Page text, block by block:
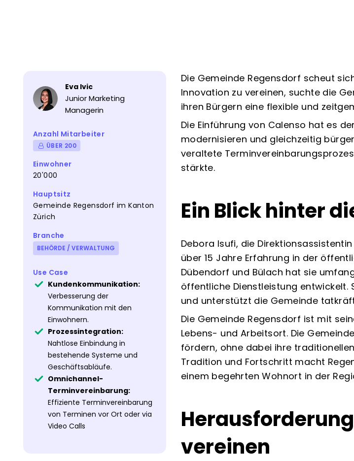
Eva Ivic
Junior Marketing
Managerin
Anzahl Mitarbeiter
ÜBER 200
Einwohner
20'000
Hauptsitz
Gemeinde Regensdorf im Kanton
Zürich
Branche
BEHÖRDE / VERWALTUNG
Use Case
Kundenkommunikation:
Verbesserung der
Kommunikation mit den
Einwohnern.
Prozessintegration:
Nahtlose Einbindung in
bestehende Systeme und
Geschäftsabläufe.
Omnichannel-
Terminvereinbarung:
Effiziente Terminvereinbarung
von Terminen vor Ort oder via
Video Calls
Die Gemeinde Regensdorf scheut
Innovation zu vereinen, suchte die
ihren Bürgern eine flexible und
Die Einführung von Calenso hat es
modernisieren und gleichzeitig
veraltete
stärkte.
Ein Blick hinter
Debora Isufi, die
über 15 Jahre Erfahrung in der
Dübendorf und Bülach hat sie
öffentliche Dienstleistung entwickelt.
und unterstützt die Gemeinde
Die Gemeinde Regensdorf ist mit
Lebens- und Arbeitsort. Die
fördern, ohne dabei ihre
Tradition und Fortschritt macht
einem begehrten Wohnort in der
vereinen